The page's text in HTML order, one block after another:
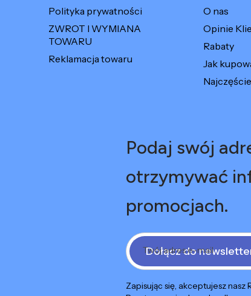
Polityka prywatności
ZWROT I WYMIANA
TOWARU
Reklamacja towaru
O nas
Opinie
Rabaty
Jak
Podaj swój
otrzymywać
promocjach.
Twój adres e-mail
Dołącz do
Zapisując się, akceptujesz